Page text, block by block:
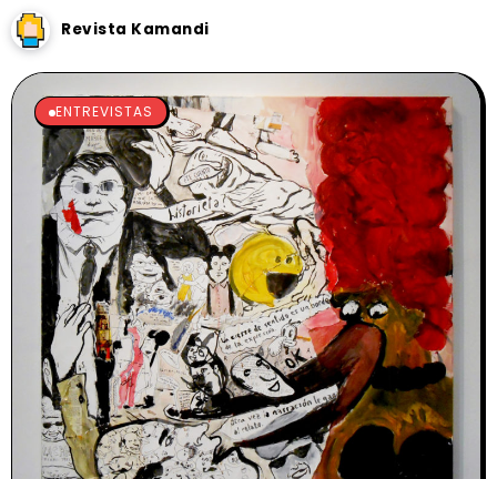
Revista Kamandi
ENTREVISTAS